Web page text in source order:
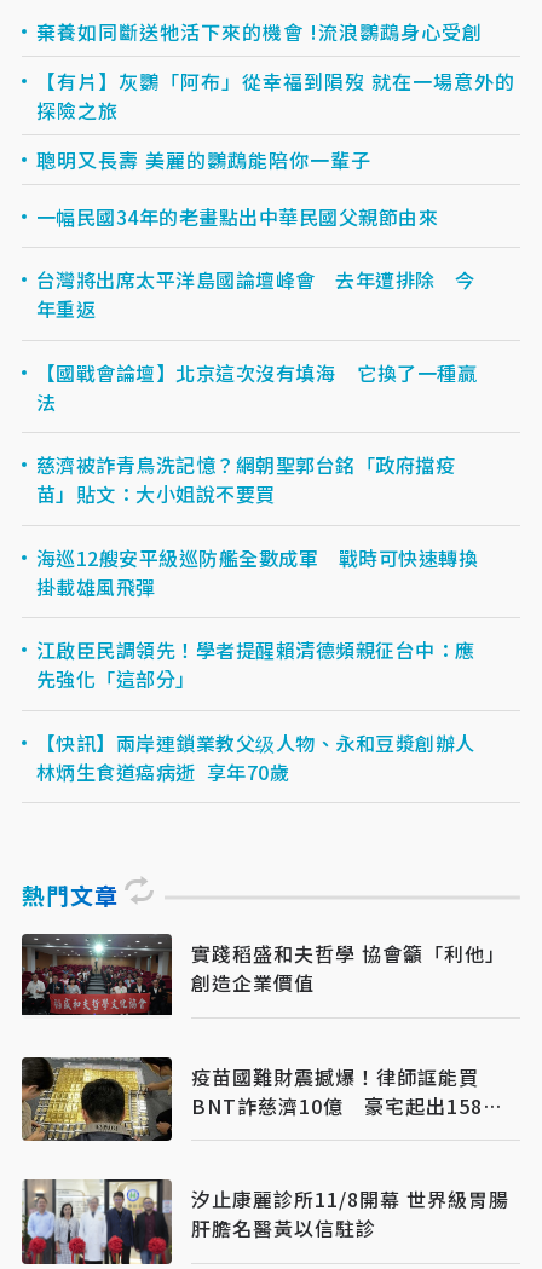
棄養如同斷送牠活下來的機會 !流浪鸚鵡身心受創
【有片】灰鸚「阿布」從幸福到隕歿 就在一場意外的
探險之旅
聰明又長壽 美麗的鸚鵡能陪你一輩子
一幅民國34年的老畫點出中華民國父親節由來
台灣將出席太平洋島國論壇峰會 去年遭排除 今
年重返
【國戰會論壇】北京這次沒有填海 它換了一種贏
法
慈濟被詐青鳥洗記憶？網朝聖郭台銘「政府擋疫
苗」貼文：大小姐說不要買
海巡12艘安平級巡防艦全數成軍 戰時可快速轉換
掛載雄風飛彈
江啟臣民調領先！學者提醒賴清德頻親征台中：應
先強化「這部分」
【快訊】兩岸連鎖業教父级人物、永和豆漿創辦人
林炳生食道癌病逝 享年70歲
熱門文章
實踐稻盛和夫哲學 協會籲「利他」
創造企業價值
疫苗國難財震撼爆！律師誆能買
BNT詐慈濟10億 豪宅起出158公
斤黃金
汐止康麗診所11/8開幕 世界級胃腸
肝膽名醫黃以信駐診